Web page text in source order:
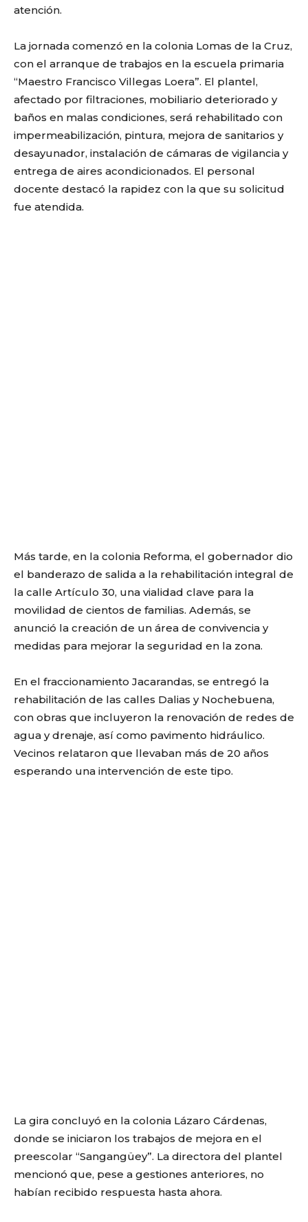
atención.
La jornada comenzó en la colonia Lomas de la Cruz,
con el arranque de trabajos en la escuela primaria
“Maestro Francisco Villegas Loera”. El plantel,
afectado por filtraciones, mobiliario deteriorado y
baños en malas condiciones, será rehabilitado con
impermeabilización, pintura, mejora de sanitarios y
desayunador, instalación de cámaras de vigilancia y
entrega de aires acondicionados. El personal
docente destacó la rapidez con la que su solicitud
fue atendida.
Más tarde, en la colonia Reforma, el gobernador dio
el banderazo de salida a la rehabilitación integral de
la calle Artículo 30, una vialidad clave para la
movilidad de cientos de familias. Además, se
anunció la creación de un área de convivencia y
medidas para mejorar la seguridad en la zona.
En el fraccionamiento Jacarandas, se entregó la
rehabilitación de las calles Dalias y Nochebuena,
con obras que incluyeron la renovación de redes de
agua y drenaje, así como pavimento hidráulico.
Vecinos relataron que llevaban más de 20 años
esperando una intervención de este tipo.
La gira concluyó en la colonia Lázaro Cárdenas,
donde se iniciaron los trabajos de mejora en el
preescolar “Sangangüey”. La directora del plantel
mencionó que, pese a gestiones anteriores, no
habían recibido respuesta hasta ahora.